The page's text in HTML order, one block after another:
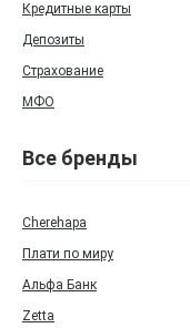
Кредитные карты
Депозиты
Страхование
МФО
Все бренды
Cherehapa
Плати по миру
Альфа Банк
Zetta